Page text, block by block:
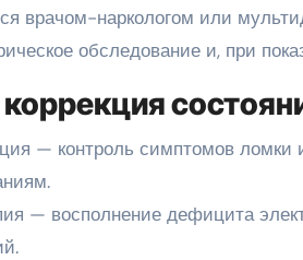
врачом-наркологом или
обследование и, при
— контроль симптомов ломки
— восполнение дефицита